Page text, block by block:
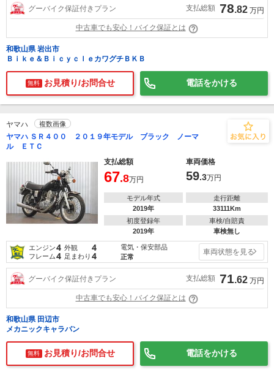
グーバイク保証付きプラン 支払総額 78.82 万円
中古車でも安心！バイク保証とは
和歌山県 岩出市
Ｂｉｋｅ＆ＢｉｃｙｃｌｅカワグチＢＫＢ
無料 お見積り/お問合せ 電話をかける
ヤマハ 複数画像
ヤマハ ＳＲ４００ ２０１９年モデル ブラック ノーマ
ル ＥＴＣ
支払総額
車両価格
67.8万円 59.3万円
モデル年式
2019年
走行距離
33111Km
初度登録年
2019年
車検/自賠責
車検無し
エンジン4 外観 4
フレーム4 足まわり 4
電気・保安部品
正常
車両状態を見る
グーバイク保証付きプラン 支払総額 71.62 万円
中古車でも安心！バイク保証とは
和歌山県 田辺市
メカニックキャラバン
無料 お見積り/お問合せ 電話をかける
相場をチェック！
車種選択するだけ、かんたん相場検索